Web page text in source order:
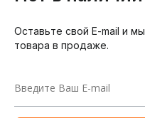
Оставьте свой E-mail и
товара в продаже.